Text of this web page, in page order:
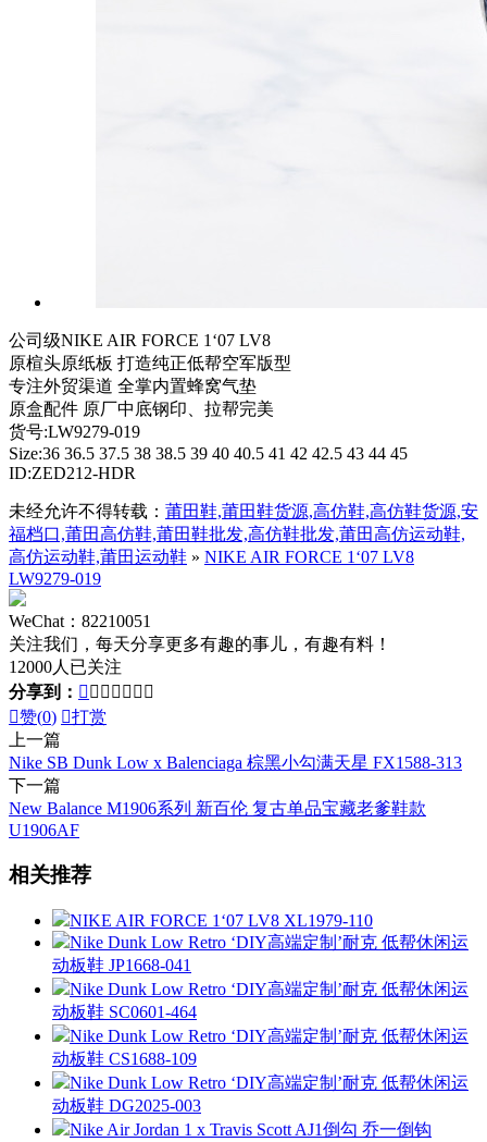
公司级NIKE AIR FORCE 1‘07 LV8
原楦头原纸板 打造纯正低帮空军版型
专注外贸渠道 全掌内置蜂窝气垫
原盒配件 原厂中底钢印、拉帮完美
货号:LW9279-019
Size:36 36.5 37.5 38 38.5 39 40 40.5 41 42 42.5 43 44 45
ID:ZED212-HDR
未经允许不得转载： 莆田鞋,莆田鞋货源,高仿鞋,高仿鞋货源,安
福档口,莆田高仿鞋,莆田鞋批发,高仿鞋批发,莆田高仿运动鞋,
高仿运动鞋,莆田运动鞋 » NIKE AIR FORCE 1‘07 LV8
LW9279-019
WeChat：82210051
关注我们，每天分享更多有趣的事儿，有趣有料！
12000人已关注
分享到：       
赞(0) 打赏
上一篇
Nike SB Dunk Low x Balenciaga 棕黑小勾满天星 FX1588-313
下一篇
New Balance M1906系列 新百伦 复古单品宝藏老爹鞋款
U1906AF
相关推荐
NIKE AIR FORCE 1‘07 LV8 XL1979-110
Nike Dunk Low Retro ‘DIY高端定制’耐克 低帮休闲运
动板鞋 JP1668-041
Nike Dunk Low Retro ‘DIY高端定制’耐克 低帮休闲运
动板鞋 SC0601-464
Nike Dunk Low Retro ‘DIY高端定制’耐克 低帮休闲运
动板鞋 CS1688-109
Nike Dunk Low Retro ‘DIY高端定制’耐克 低帮休闲运
动板鞋 DG2025-003
Nike Air Jordan 1 x Travis Scott AJ1倒勾 乔一倒钩